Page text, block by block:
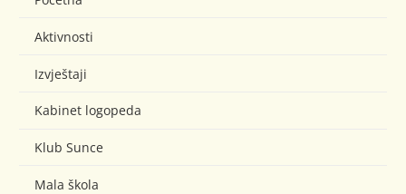
Aktivnosti
Izvještaji
Kabinet logopeda
Klub Sunce
Mala škola